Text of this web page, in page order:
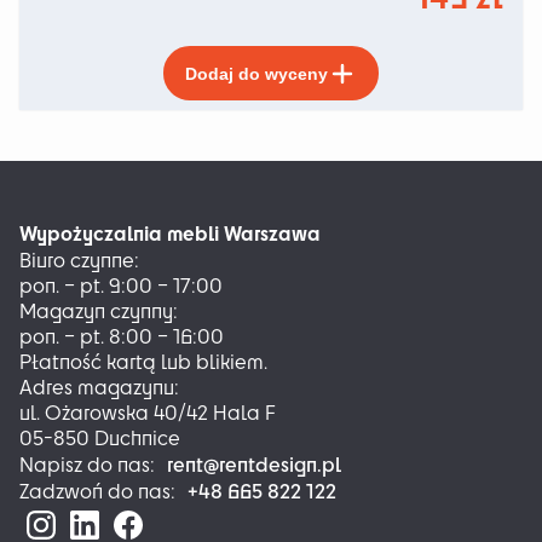
Dodaj do wyceny
produkt
ma
wariantów.
wybrać
Wypożyczalnia mebli Warszawa
Biuro czynne:
pon. – pt. 9:00 – 17:00
Magazyn czynny:
pon. – pt. 8:00 – 16:00
Płatność kartą lub blikiem.
Adres magazynu:
ul. Ożarowska 40/42 Hala F
05-850 Duchnice
Napisz do nas: rent@rentdesign.pl
Zadzwoń do nas: +48 665 822 122